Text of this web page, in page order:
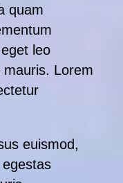
quam
leo
Lorem
euismod,